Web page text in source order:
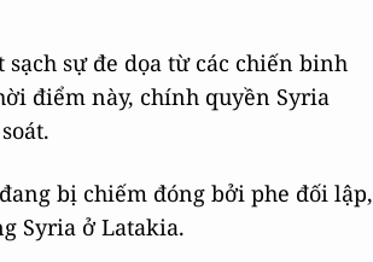
sự đe dọa từ các chiến binh
điểm này, chính quyền Syria
bị chiếm đóng bởi phe đối lập,
Syria ở Latakia.